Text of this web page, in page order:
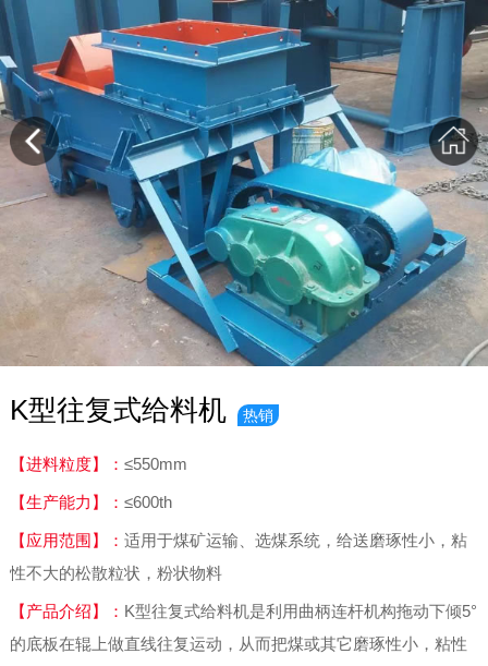
K型往复式给料机 热销
【进料粒度】： ≤550mm
【生产能力】： ≤600th
【应用范围】： 适用于煤矿运输、选煤系统，给送磨琢性小，粘
性不大的松散粒状，粉状物料
【产品介绍】： K型往复式给料机是利用曲柄连杆机构拖动下倾5°
的底板在辊上做直线往复运动，从而把煤或其它磨琢性小，粘性